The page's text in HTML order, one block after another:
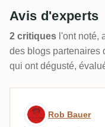
Avis d'experts
2 critiques l'ont noté,
des blogs partenaires
qui ont dégusté,
Avis d’expert
Rob Bauer